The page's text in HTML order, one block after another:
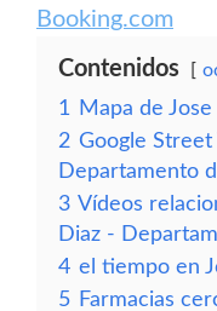
Booking.com
Contenidos
1
Mapa de
2 Google Street
Departamento
3 Vídeos
Diaz -
4 el tiempo en
5 Farmacias